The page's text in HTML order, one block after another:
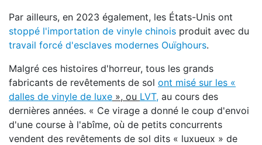
Par ailleurs, en 2023 également, les États-Unis ont
stoppé l'importation de vinyle chinois produit avec du
travail forcé d'esclaves modernes Ouïghours.
Malgré ces histoires d'horreur, tous les grands
fabricants de revêtements de sol ont misé sur les «
dalles de vinyle de luxe », ou LVT, au cours des
dernières années. « Ce virage a donné le coup d'envoi
d'une course à l'abîme, où de petits concurrents
vendent des revêtements de sol dits « luxueux » de